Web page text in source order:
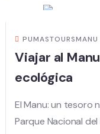
PUMASTOURSMANU
Viajar al
ecológica
El Manu: un tesoro
Parque Nacional